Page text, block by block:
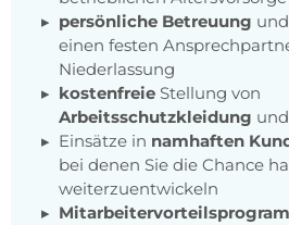
persönliche Betreuung
einen festen
Niederlassung
kostenfreie Stellung von
Arbeitsschutzkleidung
Einsätze in namhaften
bei denen Sie die Chance
weiterzuentwickeln